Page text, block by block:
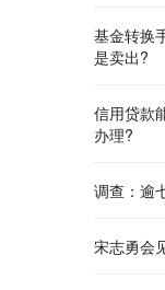
基金转换
是卖出?
信用贷款
办理?
调查：逾
宋志勇会